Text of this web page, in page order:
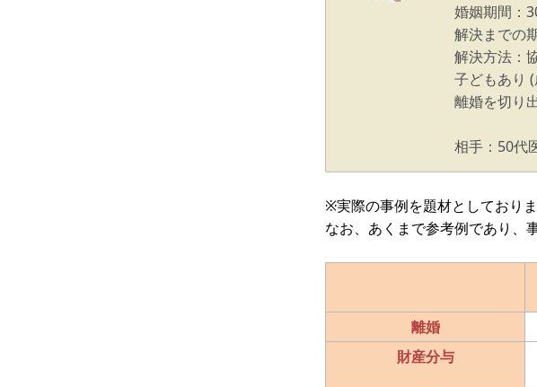
婚姻期間：
解決までの
解決方法：
子どもあり
離婚を切り
相手：50代
※実際の事例を題材としており
なお、あくまで参考例であり、
離婚
財産分与